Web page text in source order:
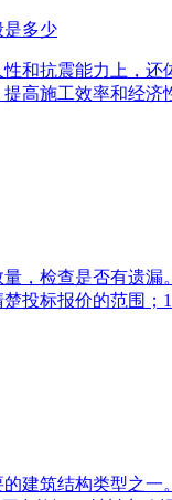
是多少
和抗震能力上，
高施工效率和经
，检查是否有遗
投标报价的范围
建筑结构类型之